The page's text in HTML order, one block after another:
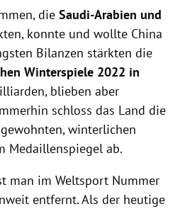
die Saudi-Arabien und
konnte und wollte China
Bilanzen stärkten die
Winterspiele 2022 in
blieben aber
schloss das Land die
winterlichen
Medaillenspiegel ab.
man im Weltsport Nummer
entfernt. Als der heutige